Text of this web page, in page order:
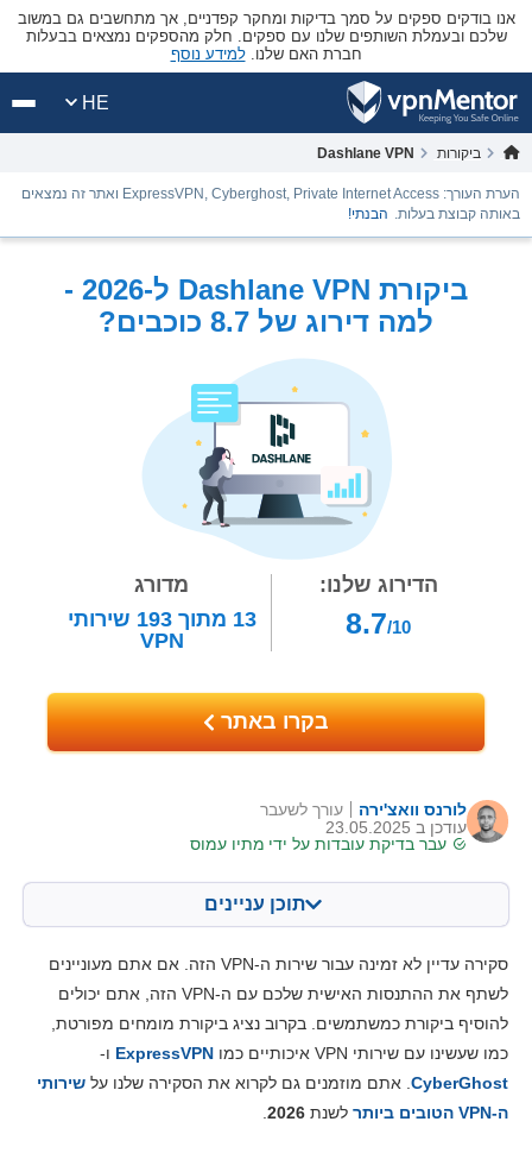
אנו בודקים ספקים על סמך בדיקות ומחקר קפדניים, אך מתחשבים גם במשוב
שלכם ובעמלת השותפים שלנו עם ספקים. חלק מהספקים נמצאים בבעלות
חברת האם שלנו.למידע נוסף
HE
ביקורות Dashlane VPN
הערת העורך: ExpressVPN, Cyberghost, Private Internet Access ואתר זה נמצאים
באותה קבוצת בעלות. הבנתי!
ביקורת Dashlane VPN ל-2026 -
למה דירוג של 8.7 כוכבים?
הדירוג שלנו:
8.7/10
מדורג
13 מתוך193 שירותי
VPN
בקרו באתר
לורנס וואצ'ירה
עודכן ב 23.05.2025
עבר בדיקת עובדות על ידי מתיו עמוס
עורך לשעבר
תוכן עניינים
מאפיינים מרכזיים 8.5
התקנה ואפליקציות 8.5
אמינות ותמיכה 7.5
סקירה עדיין לא זמינה עבור שירות ה-VPN הזה. אם אתם מעוניינים
לשתף את ההתנסות האישית שלכם עם ה-VPN הזה, אתם יכולים
להוסיף ביקורת כמשתמשים. בקרוב נציג ביקורת מומחים מפורטת,
כמו שעשינו עם שירותי VPN איכותיים כמו
ExpressVPN ו-
CyberGhost. אתם מוזמנים גם לקרוא את הסקירה שלנו על שירותי
ה-VPN הטובים ביותר
לשנת 2026
.